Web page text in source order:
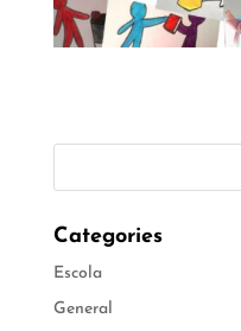
Categories
Escola
General